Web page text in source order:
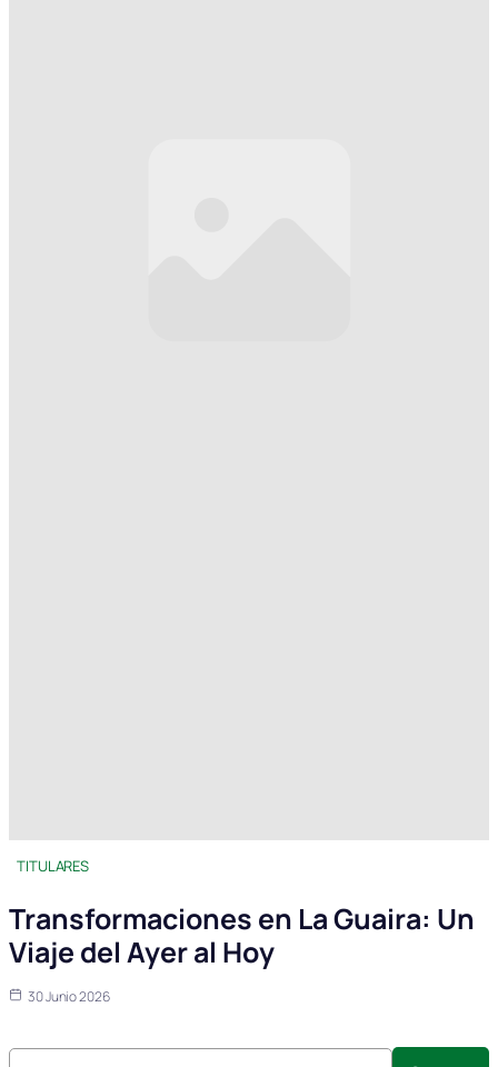
TITULARES
Transformaciones en La Guaira: Un
Viaje del Ayer al Hoy
30 Junio 2026